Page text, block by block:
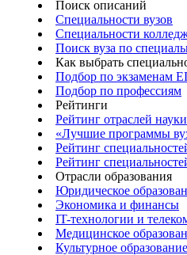
Поиск описаний
Специальности вузов
Специальности
Поиск вуза по
Как выбрать
Подбор по экзаменам
Подбор по профессиям
Рейтинги
Рейтинг отраслей науки
«Лучшие программы
Рейтинг
Рейтинг
Отрасли образования
Юридическое
Экономика и финансы
IT-технологии и
Медицинское
Культурное образование